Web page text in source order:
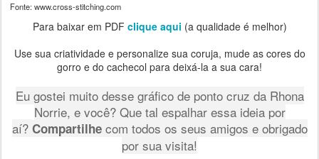
Fonte: www.cross-stitching.com
Para baixar em PDF clique aqui (a qualidade é melhor)
Use sua criatividade e personalize sua coruja, mude as cores do
gorro e do cachecol para deixá-la a sua cara!
Eu gostei muito desse gráfico de ponto cruz da Rhona
Norrie, e você? Que tal espalhar essa ideia por
aí? Compartilhecom todos os seus amigos e obrigado
por sua visita!